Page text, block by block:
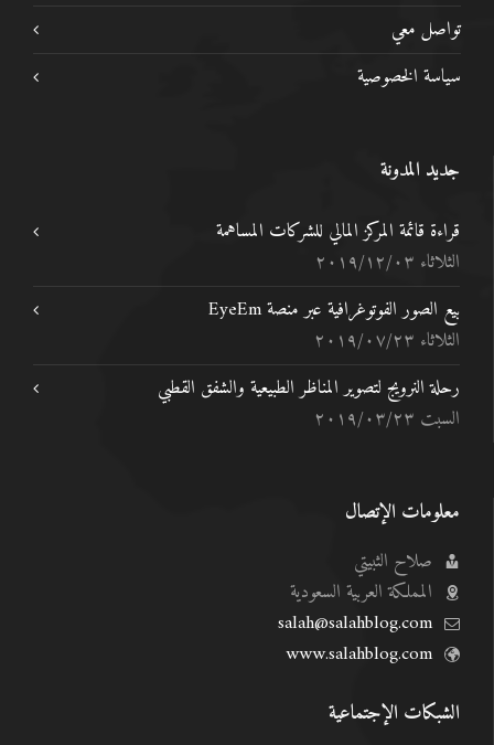
تواصل معي
سياسة الخصوصية
جديد المدونة
قراءة قائمة المركز المالي للشركات المساهمة
الثلاثاء ٢٠١٩/١٢/٠٣
بيع الصور الفوتوغرافية عبر منصة EyeEm
الثلاثاء ٢٠١٩/٠٧/٢٣
رحلة النرويج لتصوير المناظر الطبيعية والشفق القطبي
السبت ٢٠١٩/٠٣/٢٣
معلومات الإتصال
صلاح الثبيتي
المملكة العربية السعودية
salah@salahblog.com
www.salahblog.com
الشبكات الإجتماعية